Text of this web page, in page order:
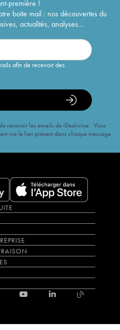
première !
boîte mail : nos découvertes du
actualités, analyses...
afin de recevoir des
recevoir les emails de iDealwine. Vous
via le lien présent dans chaque message.